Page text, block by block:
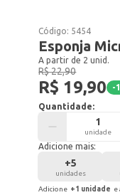
Código: 5454
Esponja
A partir de 2 unid.
R$ 22,90
R$ 19,90 -
Quantidade:
unidade
Adicione mais:
+5
unidades
Adicione +1 unidade e